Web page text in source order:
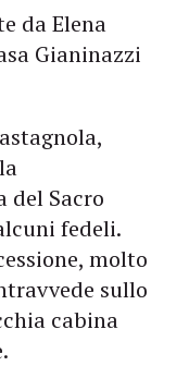
da Elena
Gianinazzi
del Sacro
fedeli.
molto
sullo
cabina